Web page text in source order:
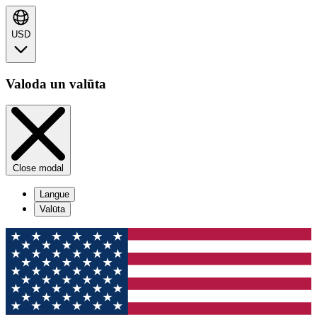
USD
Valoda un valūta
Close modal
Langue
Valūta